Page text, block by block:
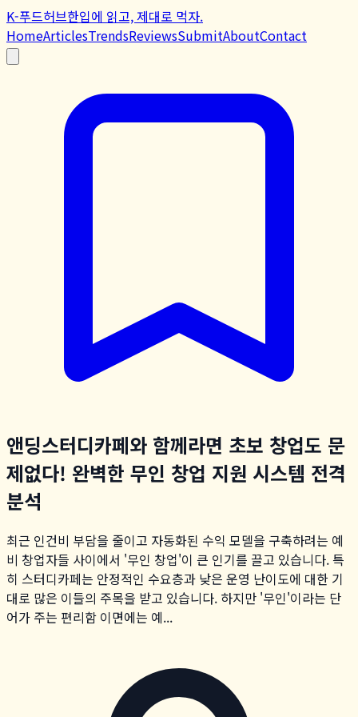
K-푸드허브한입에 읽고, 제대로 먹자.
HomeArticlesTrendsReviewsSubmitAboutContact
앤딩스터디카페와 함께라면 초보 창업도 문
제없다! 완벽한 무인 창업 지원 시스템 전격
분석
최근 인건비 부담을 줄이고 자동화된 수익 모델을 구축하려는 예
비 창업자들 사이에서 '무인 창업'이 큰 인기를 끌고 있습니다. 특
히 스터디카페는 안정적인 수요층과 낮은 운영 난이도에 대한 기
대로 많은 이들의 주목을 받고 있습니다. 하지만 '무인'이라는 단
어가 주는 편리함 이면에는 예...